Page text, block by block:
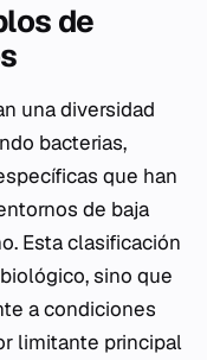
de
una diversidad
bacterias,
que han
de baja
Esta clasificación
sino que
a condiciones
limitante principal